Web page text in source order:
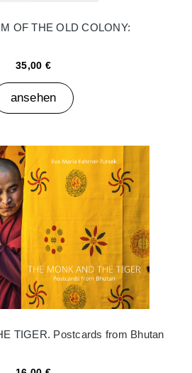
OF THE OLD COLONY:
35,00 €
ansehen
TIGER. Postcards from Bhutan